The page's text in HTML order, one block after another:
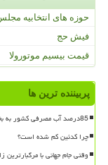
حوزه های انتخابیه
فیش حج
قیمت بیسیم موتورولا
پربیننده ترین ها
85درصد آب مصرفی کشور به بخش کشاورزی اختصاص دارد، آن هم با قیمت خیلی پایین
چرا کدئین کم شده است؟
وقتی جام جهانی با